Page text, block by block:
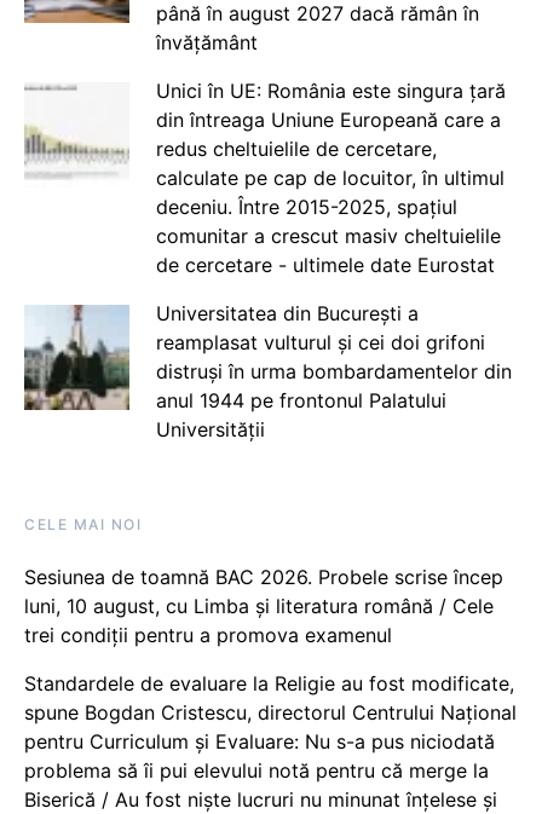
până în august 2027 dacă rămân în
învățământ
Unici în UE: România este singura țară
din întreaga Uniune Europeană care a
redus cheltuielile de cercetare,
calculate pe cap de locuitor, în ultimul
deceniu. Între 2015-2025, spațiul
comunitar a crescut masiv cheltuielile
de cercetare - ultimele date Eurostat
Universitatea din București a
reamplasat vulturul și cei doi grifoni
distruși în urma bombardamentelor din
anul 1944 pe frontonul Palatului
Universității
CELE MAI NOI
Sesiunea de toamnă BAC 2026. Probele scrise încep
luni, 10 august, cu Limba și literatura română / Cele
trei condiții pentru a promova examenul
Standardele de evaluare la Religie au fost modificate,
spune Bogdan Cristescu, directorul Centrului Național
pentru Curriculum și Evaluare: Nu s-a pus niciodată
problema să îi pui elevului notă pentru că merge la
Biserică / Au fost niște lucruri nu minunat înțelese și